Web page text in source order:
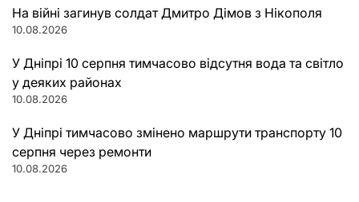
На війні загинув солдат Дмитро Дімов з Нікополя
10.08.2026
У Дніпрі 10 серпня тимчасово відсутня вода та світло
у деяких районах
10.08.2026
У Дніпрі тимчасово змінено маршрути транспорту 10
серпня через ремонти
10.08.2026